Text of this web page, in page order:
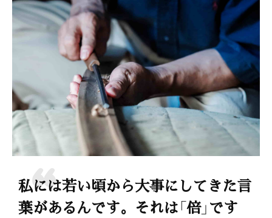
私には若い頃から大事にしてきた言
葉があるんです。それは「倍」です